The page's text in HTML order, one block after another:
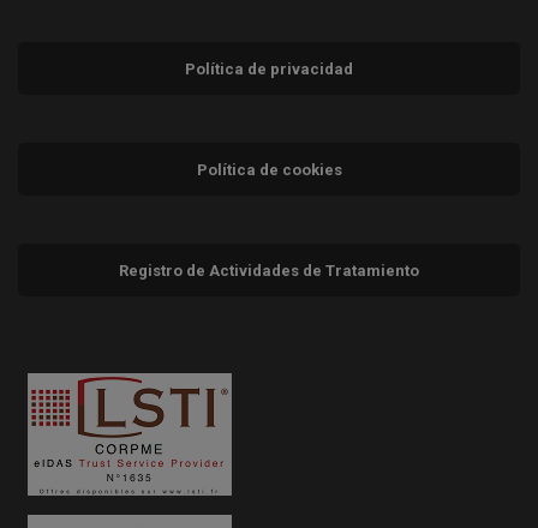
Política de privacidad
Política de cookies
Registro de Actividades de Tratamiento